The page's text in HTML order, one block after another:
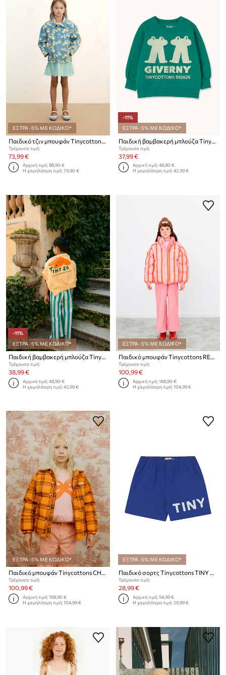
ΕΞΤΡΑ -5% ΜΕ ΚΩΔΙΚΟ*
Τρέχουσα τιμή:
73,99 €
Αρχική τιμή:88,90 €
Η χαμηλότερη τιμή:79,90 €
-11%
ΕΞΤΡΑ -5% ΜΕ ΚΩΔΙΚΟ*
Τρέχουσα τιμή:
37,99 €
Αρχική τιμή:48,90 €
Η χαμηλότερη τιμή:42,99 €
-11%
ΕΞΤΡΑ -5% ΜΕ ΚΩΔΙΚΟ*
Παιδική βαμβακερή μπλούζα Tinycottons RED DOG GRAPHIC SWEATSHIRT
Τρέχουσα τιμή:
38,99 €
Αρχική τιμή:48,90 €
Η χαμηλότερη τιμή:43,99 €
ΕΞΤΡΑ -5% ΜΕ ΚΩΔΙΚΟ*
Παιδικό μπουφάν Tinycottons RETRO STRIPES SHORT PADDED JACKET
Τρέχουσα τιμή:
100,99 €
Αρχική τιμή:168,90 €
Η χαμηλότερη τιμή:104,99 €
ΕΞΤΡΑ -5% ΜΕ ΚΩΔΙΚΟ*
Παιδικό μπουφάν Tinycottons CHECK PADDED JACKET
Τρέχουσα τιμή:
100,99 €
Αρχική τιμή:168,90 €
Η χαμηλότερη τιμή:104,99 €
ΕΞΤΡΑ -5% ΜΕ ΚΩΔΙΚΟ*
Παιδικό σορτς Tinycottons TINY SHORT
Τρέχουσα τιμή:
28,99 €
Αρχική τιμή:54,99 €
Η χαμηλότερη τιμή:29,99 €